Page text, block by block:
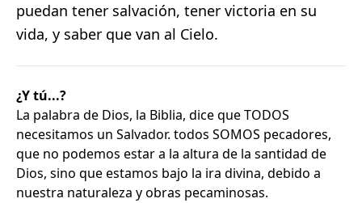
puedan tener salvación, tener victoria en su
vida, y saber que van al Cielo.
¿Y tú...?
La palabra de Dios, la Biblia, dice que TODOS
necesitamos un Salvador. todos SOMOS pecadores,
que no podemos estar a la altura de la santidad de
Dios, sino que estamos bajo la ira divina, debido a
nuestra naturaleza y obras pecaminosas.